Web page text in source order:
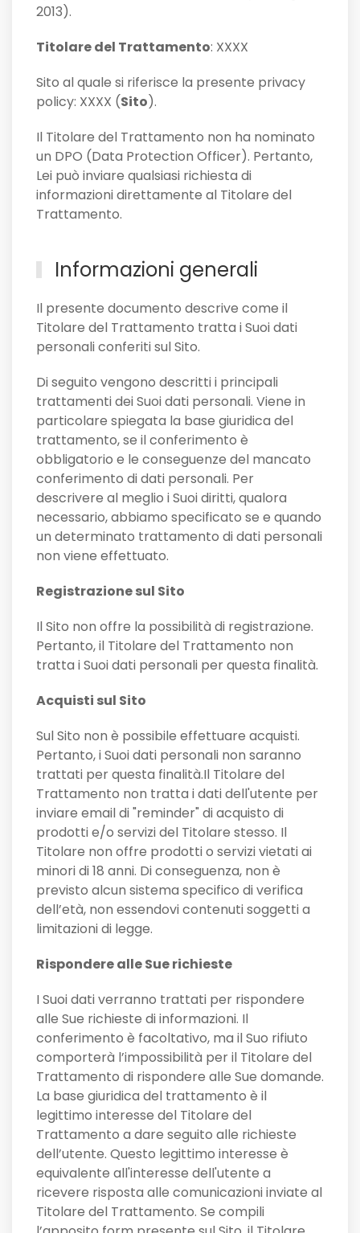
2013).
Titolare del Trattamento: XXXX
Sito al quale si riferisce la presente privacy
policy: XXXX (Sito).
Il Titolare del Trattamento non ha nominato
un DPO (Data Protection Officer). Pertanto,
Lei può inviare qualsiasi richiesta di
informazioni direttamente al Titolare del
Trattamento.
Informazioni generali
Il presente documento descrive come il
Titolare del Trattamento tratta i Suoi dati
personali conferiti sul Sito.
Di seguito vengono descritti i principali
trattamenti dei Suoi dati personali. Viene in
particolare spiegata la base giuridica del
trattamento, se il conferimento è
obbligatorio e le conseguenze del mancato
conferimento di dati personali. Per
descrivere al meglio i Suoi diritti, qualora
necessario, abbiamo specificato se e quando
un determinato trattamento di dati personali
non viene effettuato.
Registrazione sul Sito
Il Sito non offre la possibilità di registrazione.
Pertanto, il Titolare del Trattamento non
tratta i Suoi dati personali per questa finalità.
Acquisti sul Sito
Sul Sito non è possibile effettuare acquisti.
Pertanto, i Suoi dati personali non saranno
trattati per questa finalità.Il Titolare del
Trattamento non tratta i dati dell'utente per
inviare email di "reminder" di acquisto di
prodotti e/o servizi del Titolare stesso. Il
Titolare non offre prodotti o servizi vietati ai
minori di 18 anni. Di conseguenza, non è
previsto alcun sistema specifico di verifica
dell’età, non essendovi contenuti soggetti a
limitazioni di legge.
Rispondere alle Sue richieste
I Suoi dati verranno trattati per rispondere
alle Sue richieste di informazioni. Il
conferimento è facoltativo, ma il Suo rifiuto
comporterà l’impossibilità per il Titolare del
Trattamento di rispondere alle Sue domande.
La base giuridica del trattamento è il
legittimo interesse del Titolare del
Trattamento a dare seguito alle richieste
dell’utente. Questo legittimo interesse è
equivalente all'interesse dell'utente a
ricevere risposta alle comunicazioni inviate al
Titolare del Trattamento. Se compili